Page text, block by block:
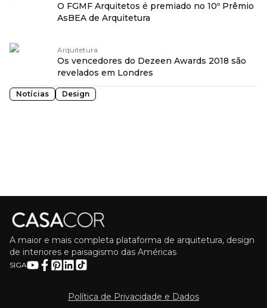
O FGMF Arquitetos é premiado no 10º Prêmio
AsBEA de Arquitetura
Arquitetura
Os vencedores do Dezeen Awards 2018 são
revelados em Londres
Notícias Design
A maior e mais completa plataforma de arquitetura, design
de interiores e paisagismo das Américas
SIGA
Política de Privacidade e Dados